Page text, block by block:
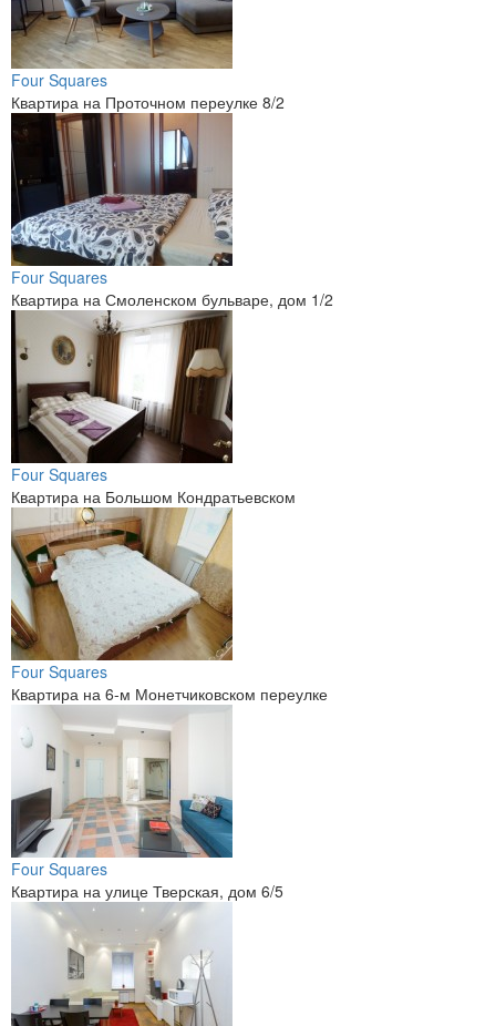
Four Squares
Квартира на Проточном переулке 8/2
Four Squares
Квартира на Смоленском бульваре, дом 1/2
Four Squares
Квартира на Большом Кондратьевском
Four Squares
Квартира на 6-м Монетчиковском переулке
Four Squares
Квартира на улице Тверская, дом 6/5